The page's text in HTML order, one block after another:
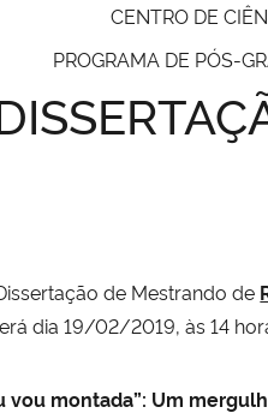
CENTRO DE
PROGRAMA DE PÓS-
de Mestrando de
dia 19/02/2019, às 14
vou montada”: Um